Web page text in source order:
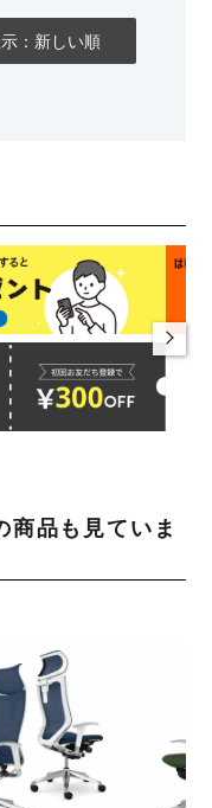
：新しい順
商品も見ていま